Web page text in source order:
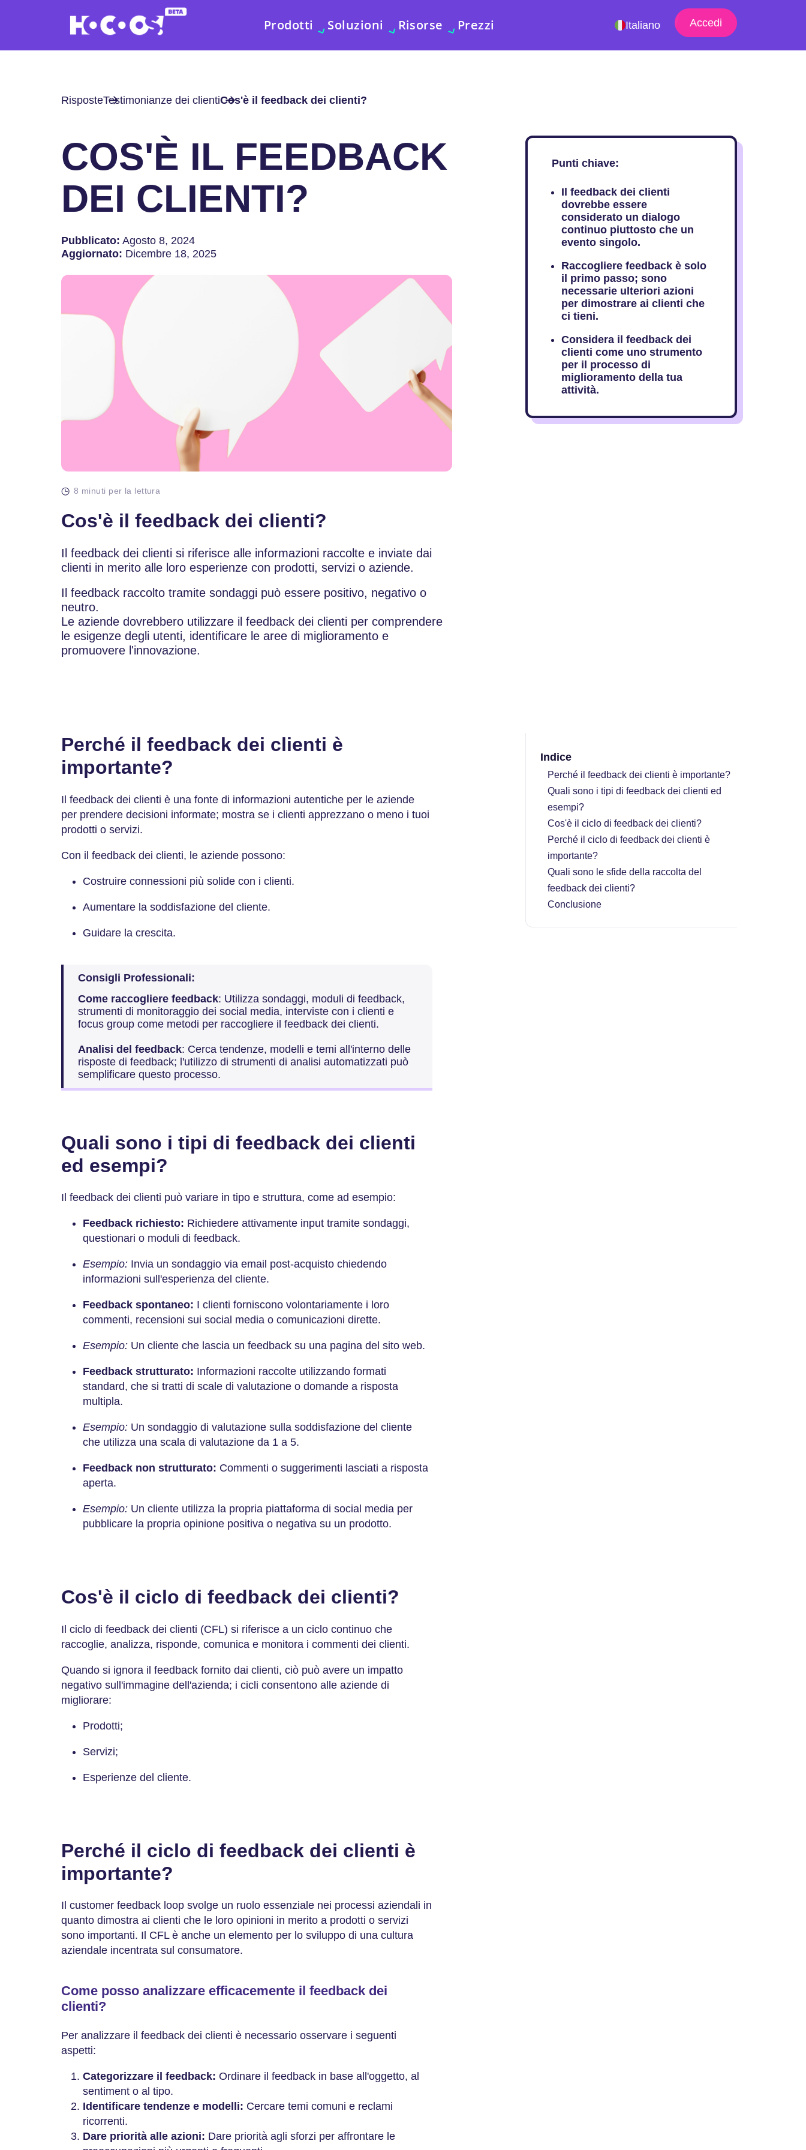
Prodotti Soluzioni Risorse Prezzi Italiano Accedi
RisposteTestimonianze dei clientiCos'è il feedback dei clienti?
COS'È IL FEEDBACK
DEI CLIENTI?
Pubblicato: Agosto 8, 2024
Aggiornato: Dicembre 18, 2025
8 minuti per la lettura
Cos'è il feedback dei clienti?
Il feedback dei clienti si riferisce alle informazioni raccolte e inviate dai
clienti in merito alle loro esperienze con prodotti, servizi o aziende.
Il feedback raccolto tramite sondaggi può essere positivo, negativo o
neutro.
Le aziende dovrebbero utilizzare il feedback dei clienti per comprendere
le esigenze degli utenti, identificare le aree di miglioramento e
promuovere l'innovazione.
Punti chiave:
Il feedback dei clienti
dovrebbe essere
considerato un dialogo
continuo piuttosto che un
evento singolo.
Raccogliere feedback è solo
il primo passo; sono
necessarie ulteriori azioni
per dimostrare ai clienti che
ci tieni.
Considera il feedback dei
clienti come uno strumento
per il processo di
miglioramento della tua
attività.
Perché il feedback dei clienti è
importante?
Il feedback dei clienti è una fonte di informazioni autentiche per le aziende
per prendere decisioni informate; mostra se i clienti apprezzano o meno i tuoi
prodotti o servizi.
Con il feedback dei clienti, le aziende possono:
Costruire connessioni più solide con i clienti.
Aumentare la soddisfazione del cliente.
Guidare la crescita.
Consigli Professionali:
Come raccogliere feedback: Utilizza sondaggi, moduli di feedback,
strumenti di monitoraggio dei social media, interviste con i clienti e
focus group come metodi per raccogliere il feedback dei clienti.
Analisi del feedback: Cerca tendenze, modelli e temi all'interno delle
risposte di feedback; l'utilizzo di strumenti di analisi automatizzati può
semplificare questo processo.
Quali sono i tipi di feedback dei clienti
ed esempi?
Il feedback dei clienti può variare in tipo e struttura, come ad esempio:
Feedback richiesto: Richiedere attivamente input tramite sondaggi,
questionari o moduli di feedback.
Esempio: Invia un sondaggio via email post-acquisto chiedendo
informazioni sull'esperienza del cliente.
Feedback spontaneo: I clienti forniscono volontariamente i loro
commenti, recensioni sui social media o comunicazioni dirette.
Esempio: Un cliente che lascia un feedback su una pagina del sito web.
Feedback strutturato: Informazioni raccolte utilizzando formati
standard, che si tratti di scale di valutazione o domande a risposta
multipla.
Esempio: Un sondaggio di valutazione sulla soddisfazione del cliente
che utilizza una scala di valutazione da 1 a 5.
Feedback non strutturato: Commenti o suggerimenti lasciati a risposta
aperta.
Esempio: Un cliente utilizza la propria piattaforma di social media per
pubblicare la propria opinione positiva o negativa su un prodotto.
Cos'è il ciclo di feedback dei clienti?
Il ciclo di feedback dei clienti (CFL) si riferisce a un ciclo continuo che
raccoglie, analizza, risponde, comunica e monitora i commenti dei clienti.
Quando si ignora il feedback fornito dai clienti, ciò può avere un impatto
negativo sull'immagine dell'azienda; i cicli consentono alle aziende di
migliorare:
Prodotti;
Servizi;
Esperienze del cliente.
Perché il ciclo di feedback dei clienti è
importante?
Il customer feedback loop svolge un ruolo essenziale nei processi aziendali in
quanto dimostra ai clienti che le loro opinioni in merito a prodotti o servizi
sono importanti. Il CFL è anche un elemento per lo sviluppo di una cultura
aziendale incentrata sul consumatore.
Come posso analizzare efficacemente il feedback dei
clienti?
Per analizzare il feedback dei clienti è necessario osservare i seguenti
aspetti:
Categorizzare il feedback: Ordinare il feedback in base all'oggetto, al
sentiment o al tipo.
Identificare tendenze e modelli: Cercare temi comuni e reclami
ricorrenti.
Dare priorità alle azioni: Dare priorità agli sforzi per affrontare le
Indice
Perché il feedback dei clienti è importante?
Quali sono i tipi di feedback dei clienti ed
esempi?
Cos'è il ciclo di feedback dei clienti?
Perché il ciclo di feedback dei clienti è
importante?
Quali sono le sfide della raccolta del
feedback dei clienti?
Conclusione